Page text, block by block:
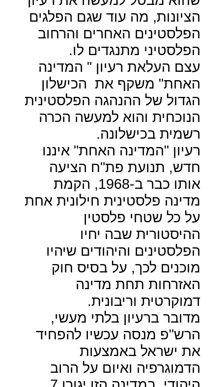
הציונות, מה עוד שגם הפלגים
הפלסטינים האחרים והרחוב
הפלסטיני מתנגדים לו.
עצם העלאת רעיון " המדינה
האחת" משקף את הכישלון
הגדול של ההנהגה הפלסטינית
הנוכחית והוא למעשה הכרה
רשמית בכישלונה.
רעיון "המדינה האחת" איננו
חדש, תנועת פת"ח הציעה
אותו כבר ב-1968, הקמת
מדינה פלסטינית חילונית אחת
על כל שטחי פלסטין
ההיסטורית שבה יחיו
הפלסטינים והיהודים שיהיו
מוכנים לכך, על בסיס חוק
האזרחות תחת מדינה
דמוקרטית וריבונית.
מדובר ברעיון בלתי מעשי,
הרש"פ מנסה עכשיו להפחיד
את ישראל באמצעות
הדמוגרפיה ואיום על הרוב